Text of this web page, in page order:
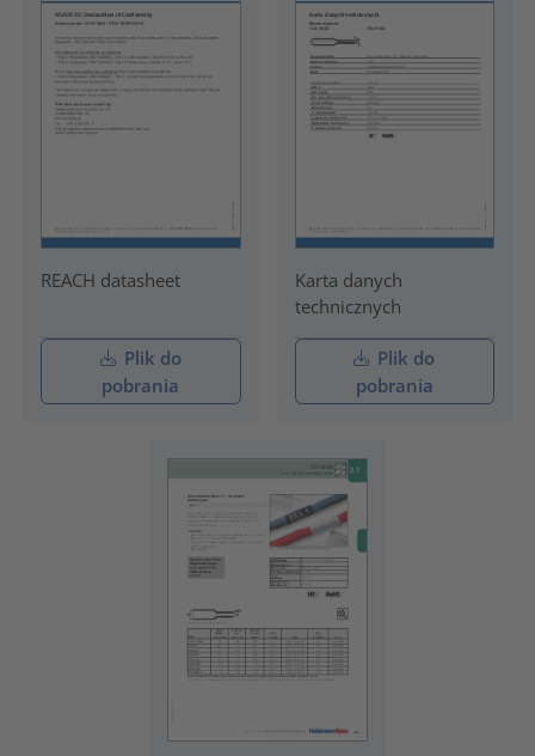
REACH datasheet
Plik do
pobrania
Karta danych
technicznych
Plik do
pobrania